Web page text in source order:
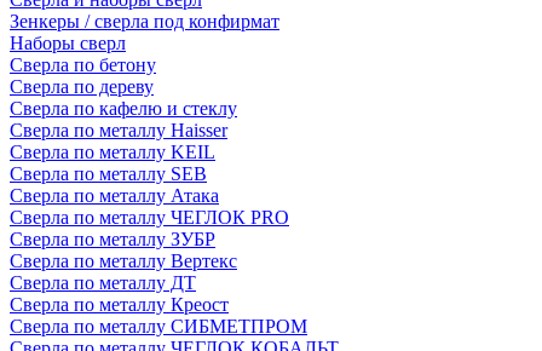
Зенкеры / сверла под конфирмат
Наборы сверл
Сверла по бетону
Сверла по дереву
Сверла по кафелю и стеклу
Сверла по металлу Haisser
Сверла по металлу KEIL
Сверла по металлу SEB
Сверла по металлу Атака
Сверла по металлу ЧЕГЛОК PRO
Сверла по металлу ЗУБР
Сверла по металлу Вертекс
Сверла по металлу ДТ
Сверла по металлу Креост
Сверла по металлу СИБМЕТПРОМ